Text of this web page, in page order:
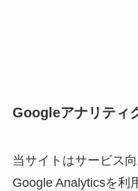
Googleアナリティ
当サイトはサービス
Google Analyticsを利